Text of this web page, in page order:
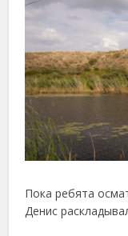
Пока ребята
Денис